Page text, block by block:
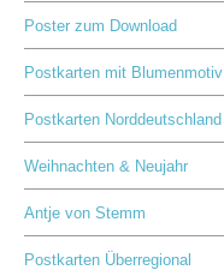
Poster zum Download
Postkarten mit Blumenmotiv
Postkarten Norddeutschland
Weihnachten & Neujahr
Antje von Stemm
Postkarten Überregional